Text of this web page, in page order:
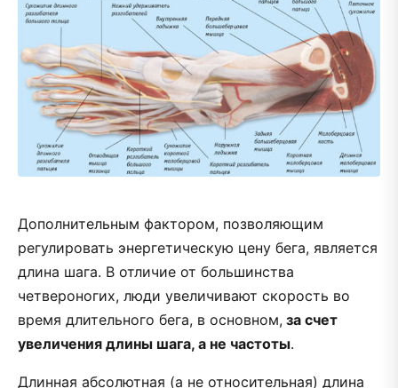
Дополнительным фактором, позволяющим
регулировать энергетическую цену бега, является
длина шага. В отличие от большинства
четвероногих, люди увеличивают скорость во
время длительного бега, в основном, за счет
увеличения длины шага, а не частоты.
Длинная абсолютная (а не относительная) длина